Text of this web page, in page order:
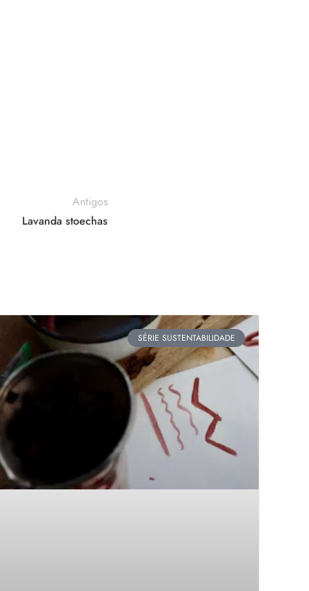
Antigos
Lavanda stoechas
SÉRIE SUSTENTABILIDADE